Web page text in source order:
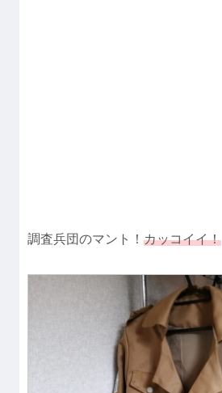
調査兵団のマント！ カッコイイ！